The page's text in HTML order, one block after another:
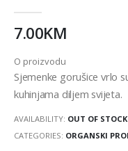
7.00KM
O proizvodu
Sjemenke gorušice vrlo
kuhinjama diljem svijeta.
AVAILABILITY: OUT OF STOCK
CATEGORIES: ORGANSKI